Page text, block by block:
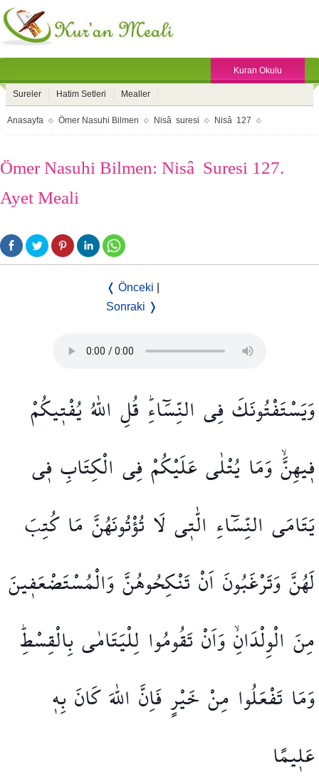
Kuran Okulu
Sureler Hatim Setleri Mealler
Anasayfa Ömer Nasuhi Bilmen Nisâ suresi Nisâ 127
Ömer Nasuhi Bilmen: Nisâ Suresi 127.
Ayet Meali
❬ Önceki
Sonraki ❭
وَيَسْتَفْتُونَكَفِي النِّسَٓاءِۜ قُلِ اللّٰهُيُفْت۪يكُمْ
ف۪يهِنَّۙوَمَا يُتْلٰى عَلَيْكُمْفِي الْكِتَابِ ف۪ي
يَتَامَى النِّسَٓاءِ الّٰت۪ي لَا تُؤْتُونَهُنَّ مَا كُتِبَ
لَهُنَّوَتَرْغَبُونَاَنْتَنْكِحُوهُنَّوَالْمُسْتَضْعَف۪ينَ
مِنَ الْوِلْدَانِۙوَاَنْتَقُومُوا لِلْيَتَامٰىبِالْقِسْطِۜ
وَمَا تَفْعَلُوا مِنْ خَيْرٍفَاِنَّ اللّٰهَكَانَبِه۪
عَل۪يمًا